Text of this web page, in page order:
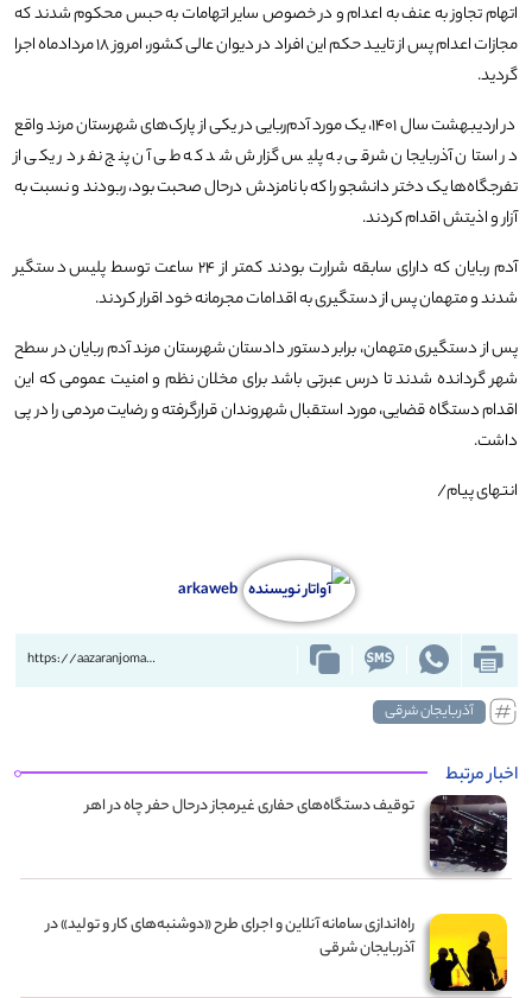
اتهام تجاوز به عنف به اعدام و در خصوص سایر اتهامات به حبس محکوم شدند که
مجازات اعدام پس از تایید حکم این افراد در دیوان عالی کشور، امروز ۱۸ مردادماه اجرا
گردید.
در اردیبهشت سال ۱۴۰۱، یک مورد آدم‌ربایی در یکی از پارک‌های شهرستان مرند واقع
در استان آذربایجان شرقی به پلیس گزارش شد که طی آن پنج نفر در یکی از
تفرجگاه‌ها یک دختر دانشجو را که با نامزدش درحال صحبت بود، ربودند و نسبت به
آزار و اذیتش اقدام کردند.
آدم ربایان که دارای سابقه شرارت بودند کمتر از ۲۴ ساعت توسط پلیس دستگیر
شدند و متهمان پس از دستگیری به اقدامات مجرمانه خود اقرار کردند.
پس از دستگیری متهمان، برابر دستور دادستان شهرستان مرند آدم ربایان در سطح
شهر گردانده شدند تا درس عبرتی باشد برای مخلان نظم و امنیت عمومی که این
اقدام دستگاه قضایی، مورد استقبال شهروندان قرارگرفته و رضایت مردمی را در پی
داشت.
انتهای پیام/
arkaweb
https://aazaranjoman.ir/?p=52657
آذربایجان شرقی
اخبار مرتبط
توقیف دستگاه‌های حفاری غیرمجاز درحال حفر چاه در اهر
راه‌اندازی سامانه آنلاین و اجرای طرح «دوشنبه‌های کار و تولید» در
آذربایجان شرقی